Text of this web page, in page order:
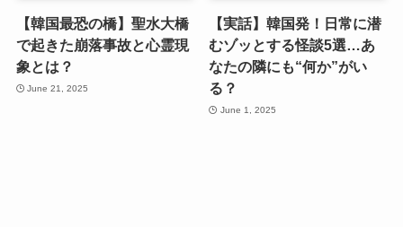
【韓国最恐の橋】聖水大橋
で起きた崩落事故と心霊現
象とは？
June 21, 2025
【実話】韓国発！日常に潜
むゾッとする怪談5選…あ
なたの隣にも“何か”がい
る？
June 1, 2025